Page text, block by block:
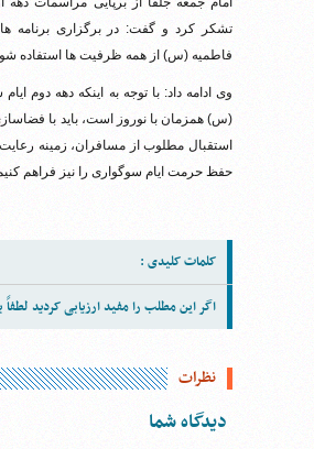
تشکر کرد و گفت: در برگزاری برنامه
فاطمیه (س) از همه ظرفیت ها استفاده
وی ادامه داد: با توجه به اینکه دهه دوم
(س) همزمان با نوروز است، باید با
استقبال مطلوب از مسافران، زمینه
حفظ حرمت ایام سوگواری را نیز فراهم
کلمات کلیدی :
اگر این مطلب را مفید ارزیابی کردید
نظرات
دیدگاه شما